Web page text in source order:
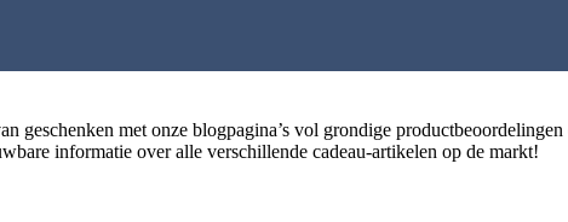
geschenken met onze blogpagina’s vol grondige
informatie over alle verschillende cadeau-artikelen op de markt!